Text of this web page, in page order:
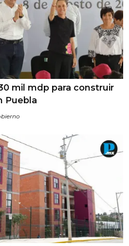
mil mdp para construir
Puebla